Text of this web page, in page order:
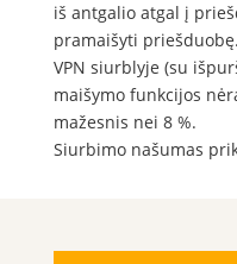
iš antgalio atgal į
pramaišyti priešduobę.
VPN siurblyje (su
maišymo funkcijos
mažesnis nei 8 %.
Siurbimo našumas